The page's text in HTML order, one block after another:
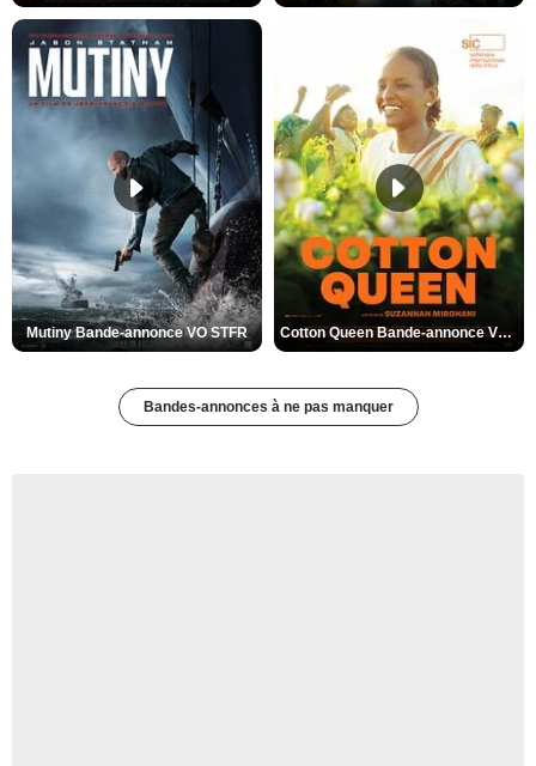
Mutiny Bande-annonce VO STFR Cotton Queen Bande-annonce VO STFR
Bandes-annonces à ne pas manquer